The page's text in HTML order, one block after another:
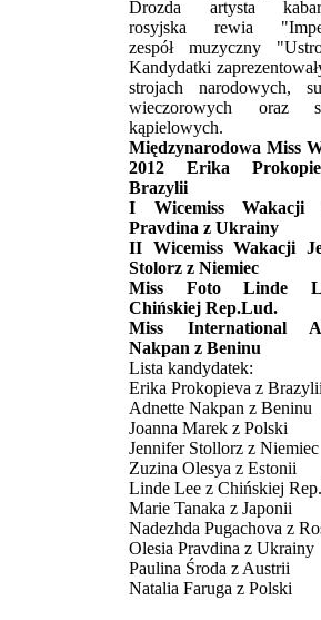
Drozda artysta
rosyjska rewia
zespół muzyczny
Kandydatki
strojach narodowych,
wieczorowych oraz
kąpielowych.
Międzynarodowa Miss
2012 Erika
Brazylii
I Wicemiss Wakacji
Pravdina z Ukrainy
II Wicemiss Wakacji
Stolorz z Niemiec
Miss Foto Linde
Chińskiej Rep.Lud.
Miss International
Nakpan z Beninu
Lista kandydatek:
Erika Prokopieva z
Adnette Nakpan z Beninu
Joanna Marek z Polski
Jennifer Stollorz z Niemiec
Zuzina Olesya z Estonii
Linde Lee z Chińskiej
Marie Tanaka z Japonii
Nadezhda Pugachova z
Olesia Pravdina z Ukrainy
Paulina Środa z Austrii
Natalia Faruga z Polski